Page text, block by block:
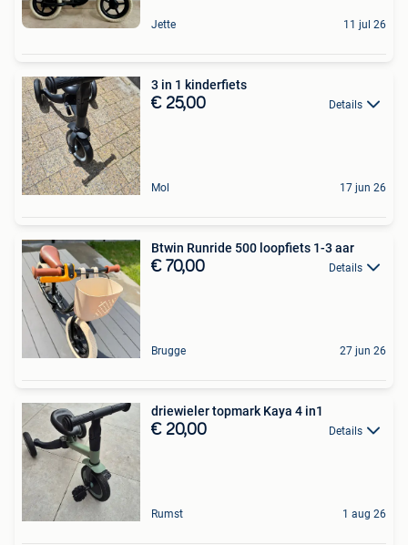
Jette 11 jul 26
3 in 1 kinderfiets
€ 25,00 Details
Mol 17 jun 26
Btwin Runride 500 loopfiets 1-3 aar
€ 70,00 Details
Brugge 27 jun 26
driewieler topmark Kaya 4 in1
€ 20,00 Details
Rumst 1 aug 26